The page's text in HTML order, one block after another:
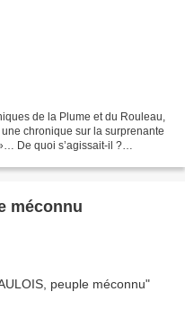
de la Plume et du Rouleau,
chronique sur la surprenante
De quoi s’agissait-il ?
méconnu